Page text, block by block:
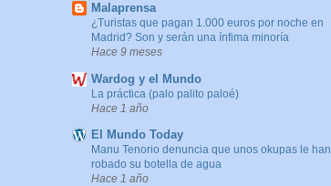
Malaprensa
¿Turistas que pagan 1.000 euros por noche en
Madrid? Son y serán una ínfima minoría
Hace 9 meses
Wardog y el Mundo
La práctica (palo palito paloé)
Hace 1 año
El Mundo Today
Manu Tenorio denuncia que unos okupas le han
robado su botella de agua
Hace 1 año